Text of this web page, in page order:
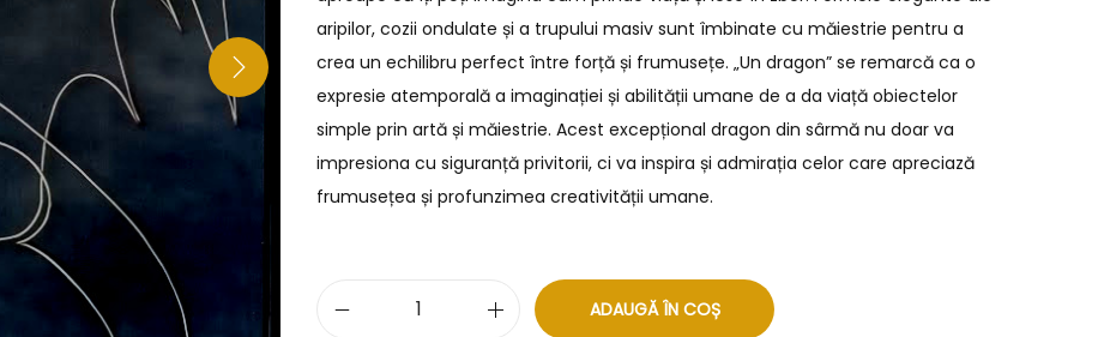
aripilor, cozii ondulate și a trupului masiv sunt îmbinate cu măiestrie pentru a
crea un echilibru perfect între forță și frumusețe. „Un dragon” se remarcă ca o
expresie atemporală a imaginației și abilității umane de a da viață obiectelor
simple prin artă și măiestrie. Acest excepțional dragon din sârmă nu doar va
impresiona cu siguranță privitorii, ci va inspira și admirația celor care apreciază
frumusețea și profunzimea creativității umane.
ADAUGĂ ÎN COȘ